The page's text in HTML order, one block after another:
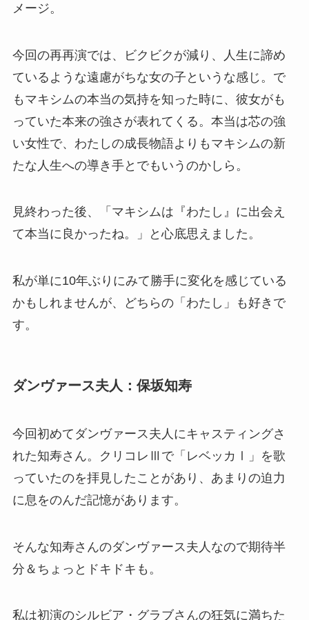
メージ。
今回の再再演では、ビクビクが減り、人生に諦め
ているような遠慮がちな女の子というな感じ。で
もマキシムの本当の気持を知った時に、彼女がも
っていた本来の強さが表れてくる。本当は芯の強
い女性で、わたしの成長物語よりもマキシムの新
たな人生への導き手とでもいうのかしら。
見終わった後、「マキシムは『わたし』に出会え
て本当に良かったね。」と心底思えました。
私が単に10年ぶりにみて勝手に変化を感じている
かもしれませんが、どちらの「わたし」も好きで
す。
ダンヴァース夫人：保坂知寿
今回初めてダンヴァース夫人にキャスティングさ
れた知寿さん。クリコレⅢで「レベッカⅠ」を歌
っていたのを拝見したことがあり、あまりの迫力
に息をのんだ記憶があります。
そんな知寿さんのダンヴァース夫人なので期待半
分＆ちょっとドキドキも。
私は初演のシルビア・グラブさんの狂気に満ちた